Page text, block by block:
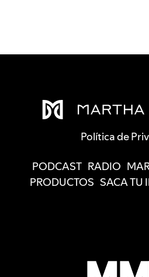
Política de
PODCAST RADIO
PRODUCTOS SACA TU